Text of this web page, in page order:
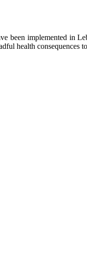
been implemented in
health consequences